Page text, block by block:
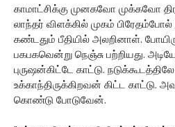
காமாட்சிக்கு முனகவோ முக்கவோ
லாந்தர் விளக்கில் முகம்
கண்டதும் பீதியில் அலறினாள்.
பகபகவென்று நெஞ்சு பற்றியது.
புருஷன்கிட்டே காட்டு.
உக்காந்திருக்கிறவன் கிட்ட
கொண்டு போடுவேன்.